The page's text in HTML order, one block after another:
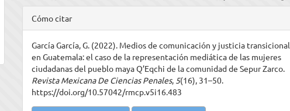
Detalles
del
artículo
Cómo citar
García García, G. (2022). Medios de comunicación y justicia transicional
en Guatemala: el caso de la representación mediática de las mujeres
ciudadanas del pueblo maya Q’Eqchi de la comunidad de Sepur Zarco.
Revista Mexicana De Ciencias Penales, 5(16), 31–50.
https://doi.org/10.57042/rmcp.v5i16.483